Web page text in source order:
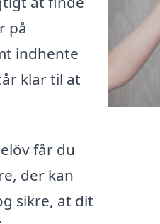
på
indhente
klar til at
får du
der kan
sikre, at dit